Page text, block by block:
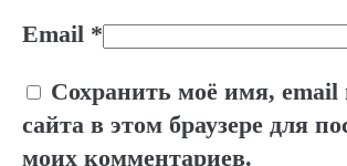
Email *
Сохранить моё имя, email
сайта в этом браузере для
моих комментариев.